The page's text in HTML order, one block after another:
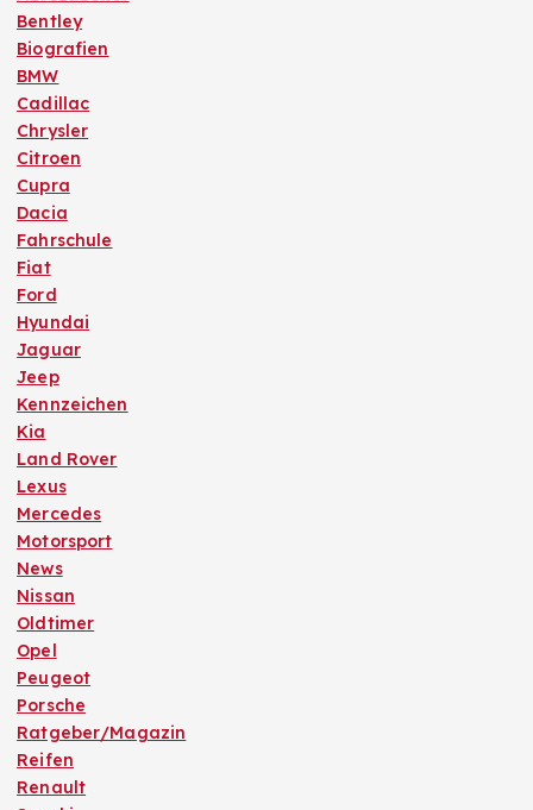
Bentley
Biografien
BMW
Cadillac
Chrysler
Citroen
Cupra
Dacia
Fahrschule
Fiat
Ford
Hyundai
Jaguar
Jeep
Kennzeichen
Kia
Land Rover
Lexus
Mercedes
Motorsport
News
Nissan
Oldtimer
Opel
Peugeot
Porsche
Ratgeber/Magazin
Reifen
Renault